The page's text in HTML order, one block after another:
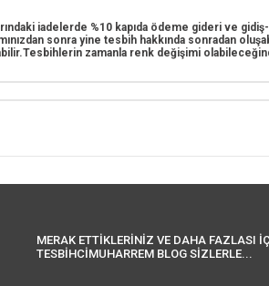
iadelerde %10 kapıda ödeme gideri ve
sonra yine tesbih hakkında sonradan
zamanla renk değişimi
MERAK ETTİKLERİNİZ VE DAHA FAZLASI
TESBİHCİMUHARREM BLOG SİZLERLE...